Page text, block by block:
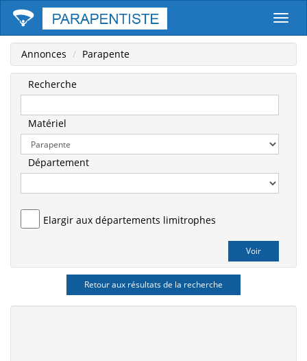
Annonces Parapente
Recherche
Matériel
Département
Elargir aux départements limitrophes
Retour aux résultats de la recherche